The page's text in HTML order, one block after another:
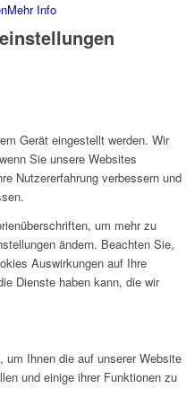
Mehr Info
Gerät eingestellt werden. Wir
Sie unsere Websites
Nutzererfahrung verbessern und
um mehr zu
ändern. Beachten Sie,
Auswirkungen auf Ihre
Dienste haben kann, die wir
um Ihnen die auf unserer Website
und einige ihrer Funktionen zu